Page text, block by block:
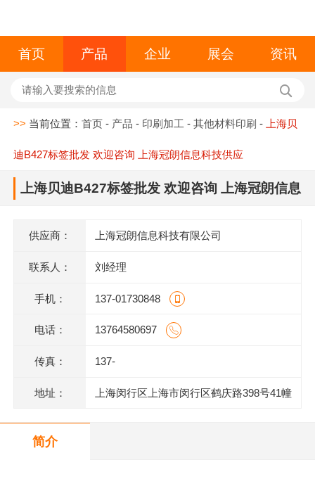
首页 产品 企业 展会 资讯
>> 当前位置：首页 - 产品 - 印刷加工 -其他材料印刷 - 上海贝
迪B427标签批发 欢迎咨询 上海冠朗信息科技供应
上海贝迪B427标签批发 欢迎咨询 上海冠朗信息
供应商： 上海冠朗信息科技有限公司
联系人： 刘经理
手机： 137-01730848
电话： 13764580697
传真： 137-
地址： 上海闵行区上海市闵行区鹤庆路398号41幢
简介